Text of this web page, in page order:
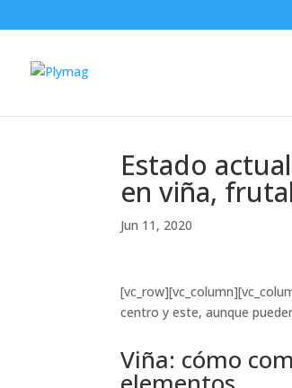
Estado
en viña,
Jun 11, 2020
centro y este, aunque
Viña: cómo